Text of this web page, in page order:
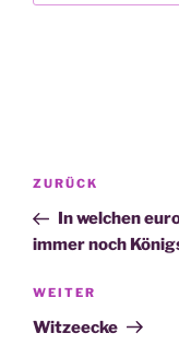
Vorheriger
Beitrag
ZURÜCK
In welchen
immer noch
Nächster
Beitrag
WEITER
Witzeecke